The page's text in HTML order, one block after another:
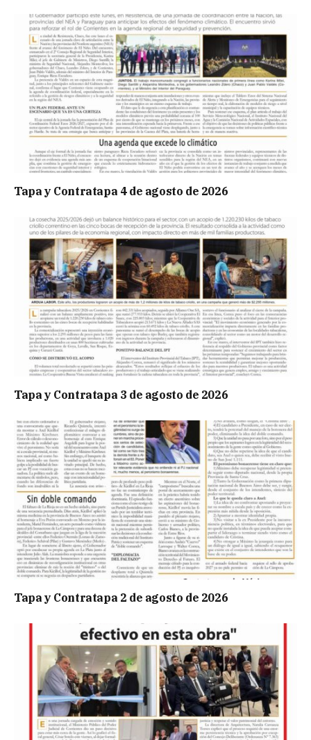
Tapa y Contratapa 4 de agosto de 2026
Tapa y Contratapa 3 de agosto de 2026
Tapa y Contratapa 2 de agosto de 2026